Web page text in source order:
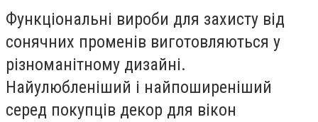
Функціональні вироби для захисту від
сонячних променів виготовляються у
різноманітному дизайні.
Найулюбленіший і найпоширеніший
серед покупців декор для вікон